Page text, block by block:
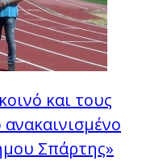
και τους
Σπάρτης»